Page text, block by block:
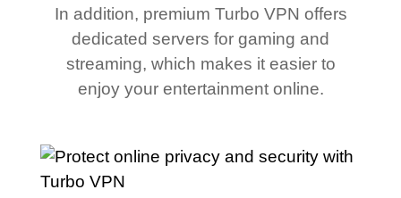
In addition, premium Turbo VPN offers
dedicated servers for gaming and
streaming, which makes it easier to
enjoy your entertainment online.